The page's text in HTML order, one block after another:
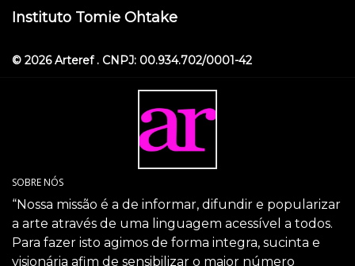
Instituto Tomie Ohtake
© 2026 Arteref . CNPJ: 00.934.702/0001-42
SOBRE NÓS
“Nossa missão é a de informar, difundir e popularizar
a arte através de uma linguagem acessível a todos.
Para fazer isto agimos de forma integra, sucinta e
visionária afim de sensibilizar o maior número